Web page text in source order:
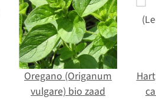
Oregano (Origanum
vulgare) bio zaad